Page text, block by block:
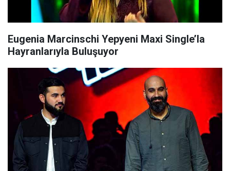
Eugenia Marcinschi Yepyeni Maxi Single’la
Hayranlarıyla Buluşuyor